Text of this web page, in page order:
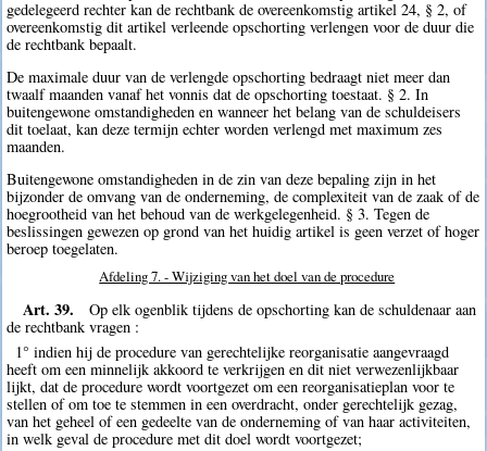
gedelegeerd rechter kan de rechtbank de overeenkomstig artikel 24, § 2, of
overeenkomstig dit artikel verleende opschorting verlengen voor de duur die
de rechtbank bepaalt.
De maximale duur van de verlengde opschorting bedraagt niet meer dan
twaalf maanden vanaf het vonnis dat de opschorting toestaat. § 2. In
buitengewone omstandigheden en wanneer het belang van de schuldeisers
dit toelaat, kan deze termijn echter worden verlengd met maximum zes
maanden.
Buitengewone omstandigheden in de zin van deze bepaling zijn in het
bijzonder de omvang van de onderneming, de complexiteit van de zaak of de
hoegrootheid van het behoud van de werkgelegenheid. § 3. Tegen de
beslissingen gewezen op grond van het huidig artikel is geen verzet of hoger
beroep toegelaten.
Afdeling 7. - Wijziging van het doel van de procedure
Art. 39.
Op elk ogenblik tijdens de opschorting kan de schuldenaar aan
de rechtbank vragen :
1° indien hij de procedure van gerechtelijke reorganisatie aangevraagd
heeft om een minnelijk akkoord te verkrijgen en dit niet verwezenlijkbaar
lijkt, dat de procedure wordt voortgezet om een reorganisatieplan voor te
stellen of om toe te stemmen in een overdracht, onder gerechtelijk gezag,
van het geheel of een gedeelte van de onderneming of van haar activiteiten,
in welk geval de procedure met dit doel wordt voortgezet;